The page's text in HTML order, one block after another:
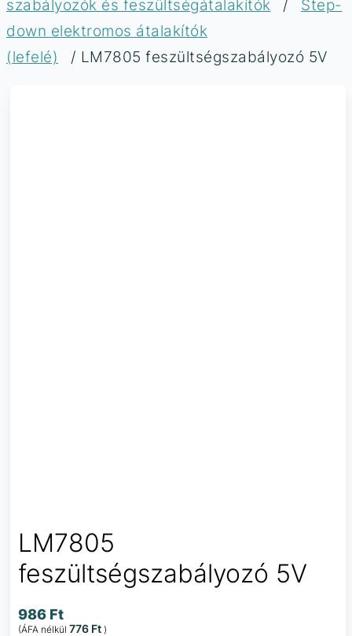
szabályozók és feszültségátalakítók
/
Step-
down elektromos átalakítók
(lefelé)
/ LM7805 feszültségszabályozó 5V
LM7805
feszültségszabályozó 5V
986 Ft
(ÁFA nélkül 776 Ft )